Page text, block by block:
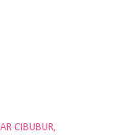
CIBUBUR